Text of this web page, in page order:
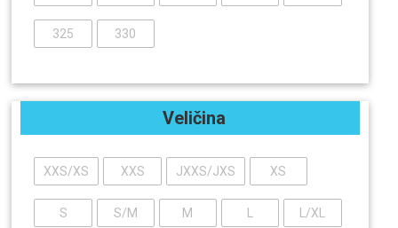
325 330
Veličina
XXS/XS XXS JXXS/JXS XS
S S/M M L/XL